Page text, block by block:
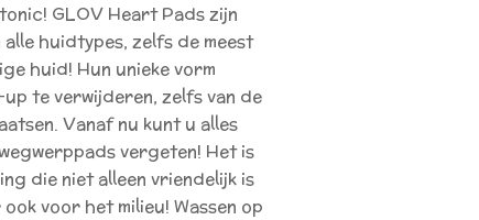
GLOV Heart Pads zijn
huidtypes, zelfs de meest
huid! Hun unieke vorm
up te verwijderen, zelfs van de
Vanaf nu kunt u alles
vergeten! Het is
die niet alleen vriendelijk is
voor het milieu! Wassen op